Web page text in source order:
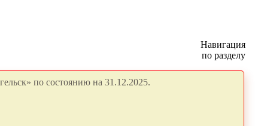
Навигация
по разделу
по состоянию на 31.12.2025.